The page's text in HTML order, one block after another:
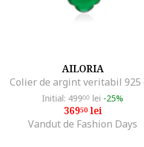
AILORIA
Initial: 49900 lei -25%
36950lei
Vandut de Fashion Days